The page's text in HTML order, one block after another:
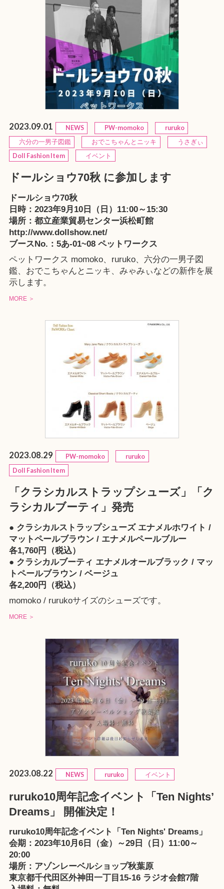
2023.09.01 NEWS PW-momoko
ruruko
六分の一男子図鑑
おでこちゃんとニッキ
うさぎぃ
Doll Fashion Item
イベント
ドールショウ70秋 に参加します
ドールショウ70秋
日時：2023年9月10日（日）11:00～15:30
場所：都立産業貿易センター浜松町館
http://www.dollshow.net/
ブースNo.：5あ-01~08 ペットワークス
ペットワークス momoko、 ruruko、 六分の一男子図
鑑、 おでこちゃんとニッキ 、 みゃみぃなどの新作を展
示します。
MORE ＞
2023.08.29 PW-momoko
ruruko
Doll Fashion Item
「クラシカルストラップシューズ」「ク
ラシカルブーティ」発売
● クラシカルストラップシューズ エナメルホワイト /
マットペールブラウン / エナメルペールブルー
各1,760円（税込）
● クラシカルブーティ エナメルオールブラック / マッ
トペールブラウン / ベージュ
各2,200円（税込）
momoko / rurukoサイズのシューズです。
MORE ＞
2023.08.22 NEWS ruruko イベント
ruruko10周年記念イベント「Ten Nights’
Dreams」 開催決定！
ruruko10周年記念イベント「Ten Nights' Dreams」
会期：2023年10月6日（金）～29日（日）11:00～
20:00
場所： アゾンレーベルショップ秋葉原
東京都千代田区外神田一丁目15-16 ラジオ会館7階